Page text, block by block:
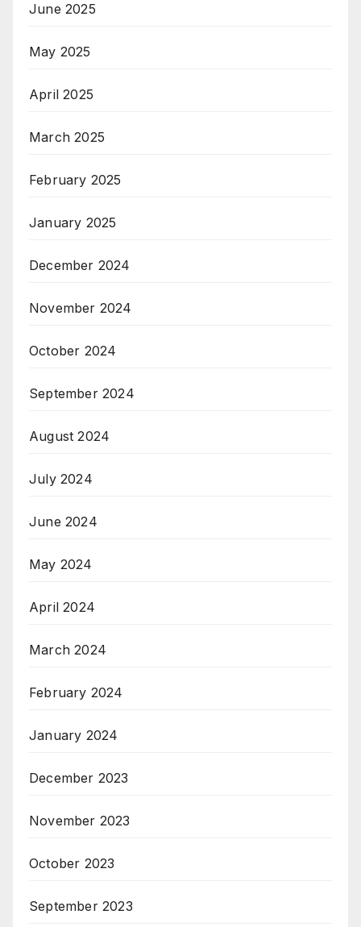
June 2025
May 2025
April 2025
March 2025
February 2025
January 2025
December 2024
November 2024
October 2024
September 2024
August 2024
July 2024
June 2024
May 2024
April 2024
March 2024
February 2024
January 2024
December 2023
November 2023
October 2023
September 2023